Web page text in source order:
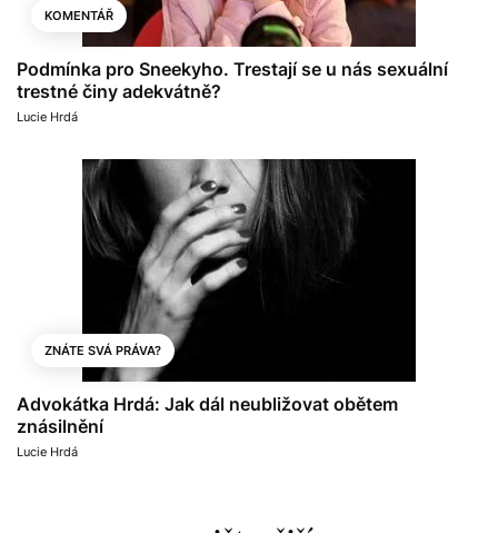
KOMENTÁŘ
Podmínka pro Sneekyho. Trestají se u nás sexuální
trestné činy adekvátně?
Lucie Hrdá
ZNÁTE SVÁ PRÁVA?
Advokátka Hrdá: Jak dál neubližovat obětem
znásilnění
Lucie Hrdá